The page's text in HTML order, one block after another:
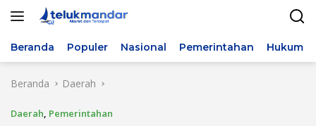
Beranda Populer Nasional Pemerintahan Hukum
Beranda Daerah
Daerah, Pemerintahan